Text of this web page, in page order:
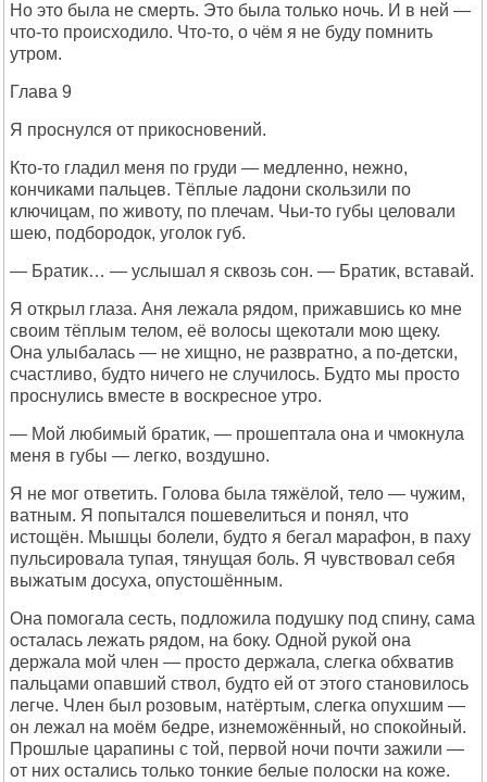
Но это была не смерть. Это была только ночь. И в ней —
что-то происходило. Что-то, о чём я не буду помнить
утром.
Глава 9
Я проснулся от прикосновений.
Кто-то гладил меня по груди — медленно, нежно,
кончиками пальцев. Тёплые ладони скользили по
ключицам, по животу, по плечам. Чьи-то губы целовали
шею, подбородок, уголок губ.
— Братик… — услышал я сквозь сон. — Братик, вставай.
Я открыл глаза. Аня лежала рядом, прижавшись ко мне
своим тёплым телом, её волосы щекотали мою щеку.
Она улыбалась — не хищно, не развратно, а по-детски,
счастливо, будто ничего не случилось. Будто мы просто
проснулись вместе в воскресное утро.
— Мой любимый братик, — прошептала она и чмокнула
меня в губы — легко, воздушно.
Я не мог ответить. Голова была тяжёлой, тело — чужим,
ватным. Я попытался пошевелиться и понял, что
истощён. Мышцы болели, будто я бегал марафон, в паху
пульсировала тупая, тянущая боль. Я чувствовал себя
выжатым досуха, опустошённым.
Она помогала сесть, подложила подушку под спину, сама
осталась лежать рядом, на боку. Одной рукой она
держала мой член — просто держала, слегка обхватив
пальцами опавший ствол, будто ей от этого становилось
легче. Член был розовым, натёртым, слегка опухшим —
он лежал на моём бедре, изнеможённый, но спокойный.
Прошлые царапины с той, первой ночи почти зажили —
от них остались только тонкие белые полоски на коже.